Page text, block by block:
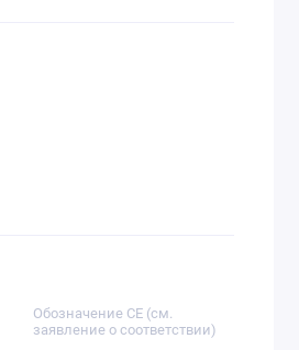
Обозначение CE (см.
заявление о соответствии)